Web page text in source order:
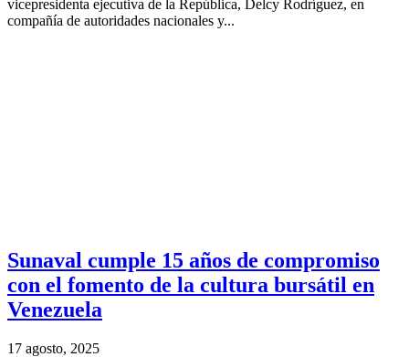
vicepresidenta ejecutiva de la República, Delcy Rodríguez, en
compañía de autoridades nacionales y...
Sunaval cumple 15 años de compromiso
con el fomento de la cultura bursátil en
Venezuela
17 agosto, 2025